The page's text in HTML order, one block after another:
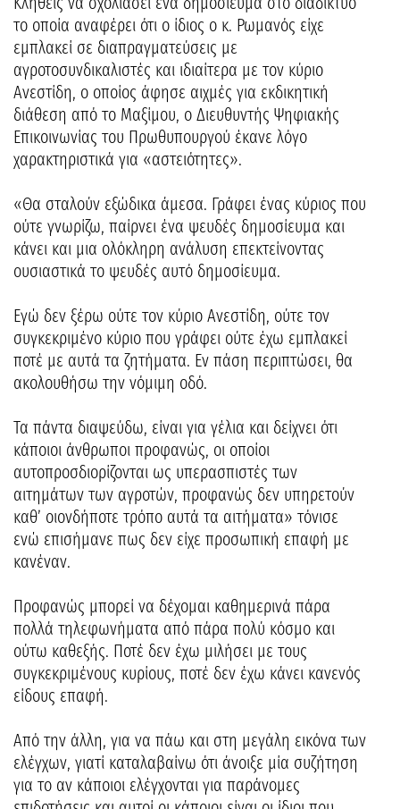
το οποία αναφέρει ότι ο ίδιος ο κ. Ρωμανός είχε
εμπλακεί σε διαπραγματεύσεις με
αγροτοσυνδικαλιστές και ιδιαίτερα με τον κύριο
Ανεστίδη, ο οποίος άφησε αιχμές για εκδικητική
διάθεση από το Μαξίμου, ο Διευθυντής Ψηφιακής
Επικοινωνίας του Πρωθυπουργού έκανε λόγο
χαρακτηριστικά για «αστειότητες».
«Θα σταλούν εξώδικα άμεσα. Γράφει ένας κύριος που
ούτε γνωρίζω, παίρνει ένα ψευδές δημοσίευμα και
κάνει και μια ολόκληρη ανάλυση επεκτείνοντας
ουσιαστικά το ψευδές αυτό δημοσίευμα.
Εγώ δεν ξέρω ούτε τον κύριο Ανεστίδη, ούτε τον
συγκεκριμένο κύριο που γράφει ούτε έχω εμπλακεί
ποτέ με αυτά τα ζητήματα. Εν πάση περιπτώσει, θα
ακολουθήσω την νόμιμη οδό.
Τα πάντα διαψεύδω, είναι για γέλια και δείχνει ότι
κάποιοι άνθρωποι προφανώς, οι οποίοι
αυτοπροσδιορίζονται ως υπερασπιστές των
αιτημάτων των αγροτών, προφανώς δεν υπηρετούν
καθ’ οιονδήποτε τρόπο αυτά τα αιτήματα» τόνισε
ενώ επισήμανε πως δεν είχε προσωπική επαφή με
κανέναν.
Προφανώς μπορεί να δέχομαι καθημερινά πάρα
πολλά τηλεφωνήματα από πάρα πολύ κόσμο και
ούτω καθεξής. Ποτέ δεν έχω μιλήσει με τους
συγκεκριμένους κυρίους, ποτέ δεν έχω κάνει κανενός
είδους επαφή.
Από την άλλη, για να πάω και στη μεγάλη εικόνα των
ελέγχων, γιατί καταλαβαίνω ότι άνοιξε μία συζήτηση
για το αν κάποιοι ελέγχονται για παράνομες